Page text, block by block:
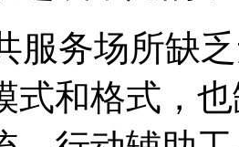
服务场所缺
式和格式，